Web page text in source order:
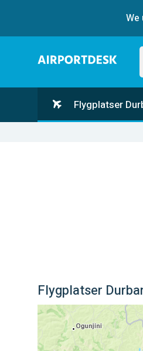
We
Flygplatser
Flygplatser